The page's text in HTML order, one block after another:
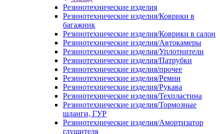
Резинотехнические изделия
Резинотехнические изделия/Коврики в
багажник
Резинотехнические изделия/Коврики в салон
Резинотехнические изделия/Автокамеры
Резинотехнические изделия/Уплотнители
Резинотехнические изделия/Патрубки
Резинотехнические изделия/прочее
Резинотехнические изделия/Ремни
Резинотехнические изделия/Рукава
Резинотехнические изделия/Техпластина
Резинотехнические изделия/Тормозные
шланги, ГУР
Резинотехнические изделия/Амортизатор
глушителя